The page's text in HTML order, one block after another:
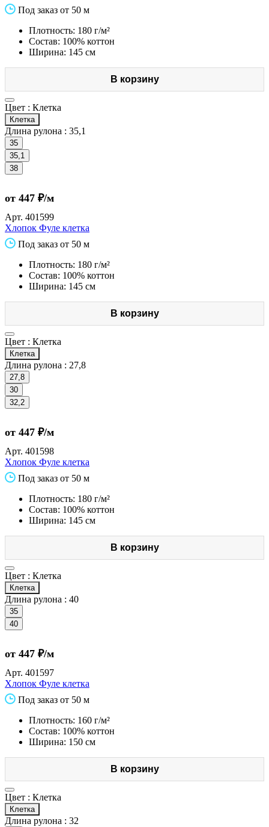
Под заказ от 50 м
Плотность: 180 г/м²
Состав: 100% коттон
Ширина: 145 см
В корзину
Цвет : Клетка
Клетка
Длина рулона : 35,1
35
35,1
38
от 447 ₽/м
Арт. 401599
Хлопок Фуле клетка
Под заказ от 50 м
Плотность: 180 г/м²
Состав: 100% коттон
Ширина: 145 см
В корзину
Цвет : Клетка
Клетка
Длина рулона : 27,8
27,8
30
32,2
от 447 ₽/м
Арт. 401598
Хлопок Фуле клетка
Под заказ от 50 м
Плотность: 180 г/м²
Состав: 100% коттон
Ширина: 145 см
В корзину
Цвет : Клетка
Клетка
Длина рулона : 40
35
40
от 447 ₽/м
Арт. 401597
Хлопок Фуле клетка
Под заказ от 50 м
Плотность: 160 г/м²
Состав: 100% коттон
Ширина: 150 см
В корзину
Цвет : Клетка
Клетка
Длина рулона : 32